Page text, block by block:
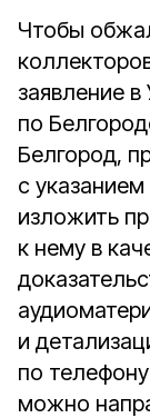
Чтобы
заявление
по
Белгород,
с
изложить
к нему в
и
по телефону
можно